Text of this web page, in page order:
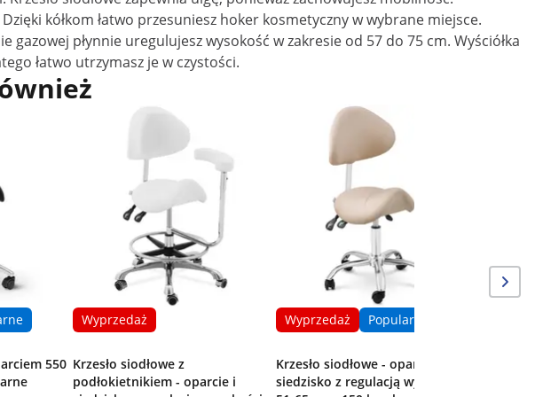
kółkom łatwo przesuniesz hoker kosmetycznyw wybrane miejsce.
płynnie uregulujesz wysokość w zakresie od 57 do 75 cm. Wyściółka
łatwo utrzymasz je w czystości.
550
Wyprzedaż
Krzesło siodłowe z
podłokietnikiem - oparcie i
Wyprzedaż Popularne
Krzesło siodłowe - oparcie i
siedzisko z regulacją wysokości -